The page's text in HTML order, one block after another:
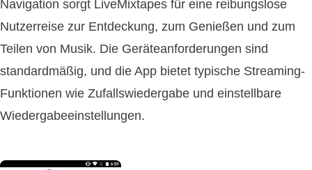
Navigation sorgt LiveMixtapes für eine reibungslose
Nutzerreise zur Entdeckung, zum Genießen und zum
Teilen von Musik. Die Geräteanforderungen sind
standardmäßig, und die App bietet typische Streaming-
Funktionen wie Zufallswiedergabe und einstellbare
Wiedergabeeinstellungen.